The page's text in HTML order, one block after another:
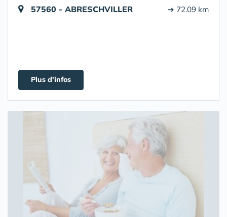
57560 - ABRESCHVILLER ➔ 72.09 km
Plus d'infos